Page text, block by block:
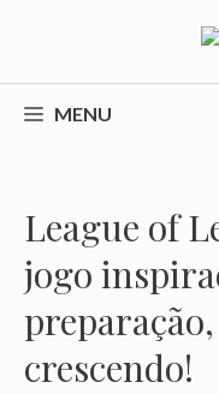
o
conteúdoMENU
League of
jogo
crescendo!